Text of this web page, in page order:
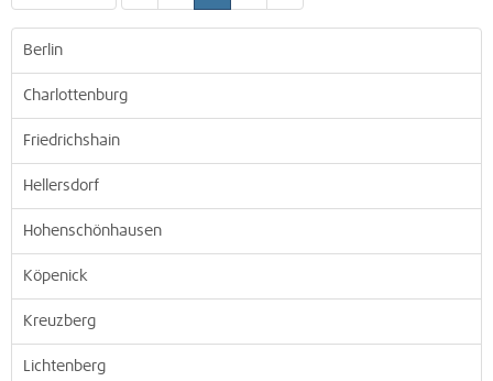
Berlin
Charlottenburg
Friedrichshain
Hellersdorf
Hohenschönhausen
Köpenick
Kreuzberg
Lichtenberg